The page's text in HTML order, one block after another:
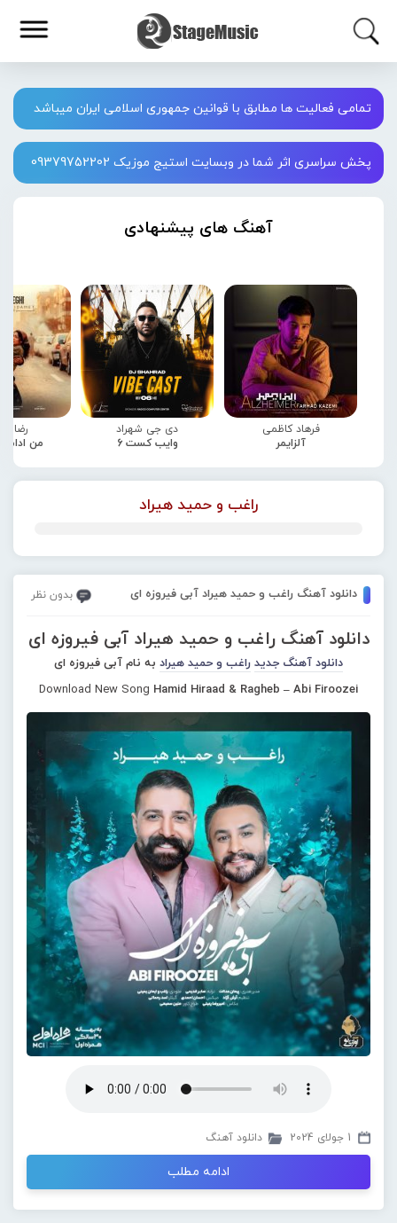
تمامی فعالیت ها مطابق با قوانین جمهوری اسلامی ایران میباشد
پخش سراسری اثر شما در وبسایت استیج موزیک 09379752202
آهنگ های پیشنهادی
فرهاد کاظمی
آلزایمر
دی جی شهراد
وایب کست 6
رضا
من
راغب و حمید هیراد
دانلود آهنگ راغب و حمید هیراد آبی فیروزه ای بدون نظر
دانلود آهنگ راغب و حمید هیراد آبی فیروزه ای
دانلود آهنگ جدید راغب و حمید هیراد به نام آبی فیروزه ای
Download New Song Hamid Hiraad & Ragheb – Abi Firoozei
1 جولای 2024 دانلود آهنگ
ادامه مطلب